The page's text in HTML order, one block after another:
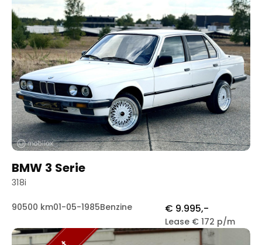
BMW 3 Serie
318i
90500 km01-05-1985Benzine € 9.995,-
Lease € 172 p/m